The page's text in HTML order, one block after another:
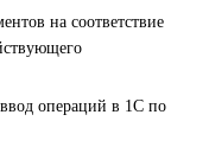
на соответствие
операций в 1С по